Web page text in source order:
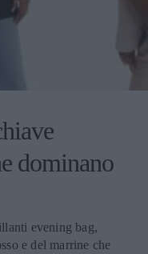
dominano
evening bag,
e del marrine che